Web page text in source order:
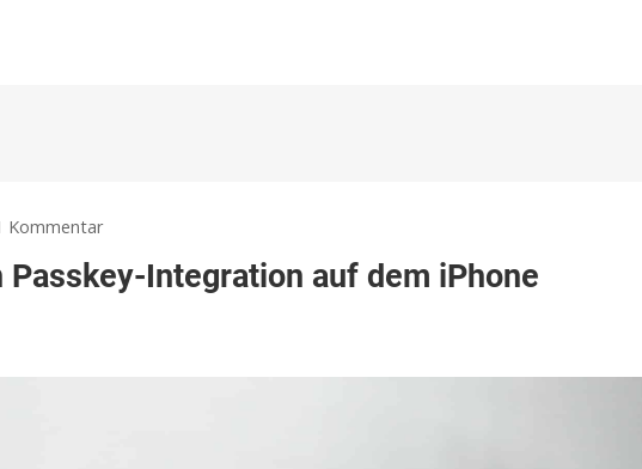
Kommentarzu
arbeitetIntegration auf dem iPhone